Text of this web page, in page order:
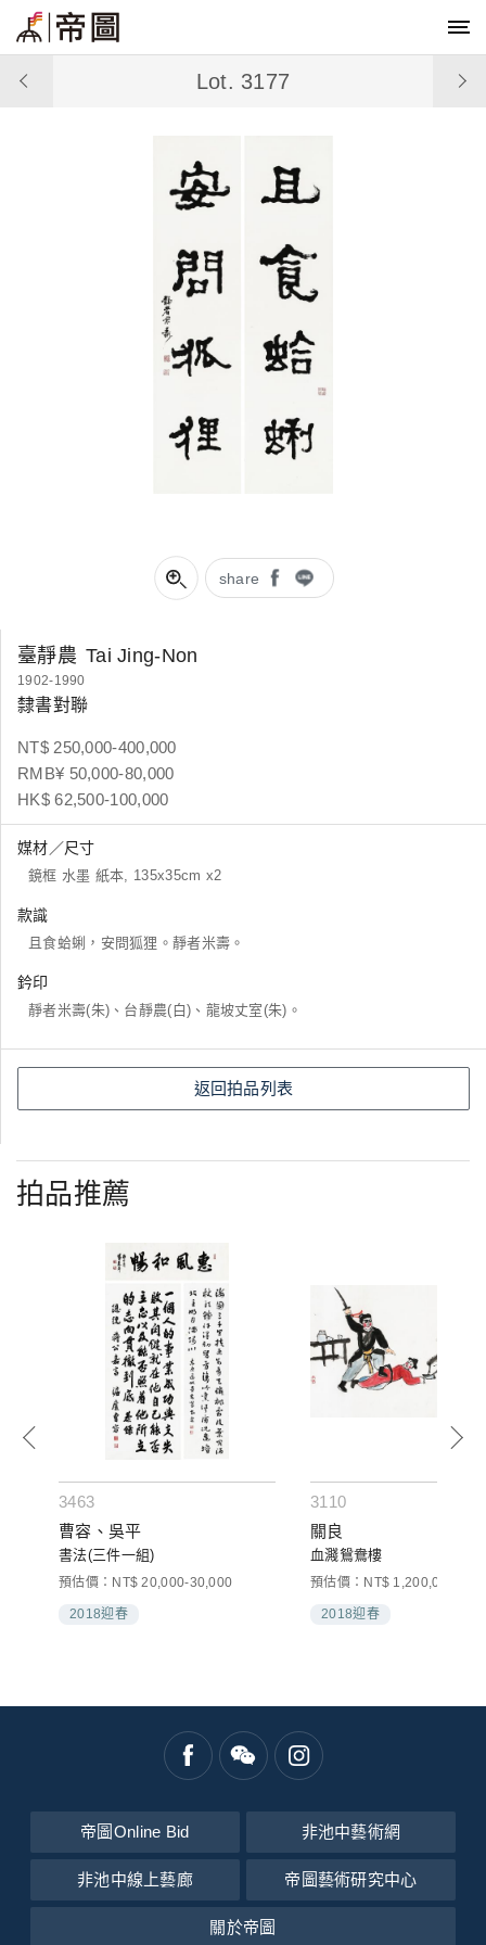
share
Lot. 3177
臺靜農 Tai Jing-Non
1902-1990
隸書對聯
NT$ 250,000-400,000
RMB¥ 50,000-80,000
HK$ 62,500-100,000
媒材／尺寸
鏡框 水墨 紙本, 135x35cm x2
款識
且食蛤蜊，安問狐狸。靜者米壽。
鈐印
靜者米壽(朱)、台靜農(白)、龍坡丈室(朱)。
返回拍品列表
拍品推薦
3463
曹容、吳平
書法(三件一組)
預估價：NT$ 20,000-30,000
2018迎春
3110
關良
血濺鴛鴦樓
預估價：NT$ 1,200,000-
2018迎春
帝圖Online Bid 非池中藝術網
非池中線上藝廊 帝圖藝術研究中心
關於帝圖